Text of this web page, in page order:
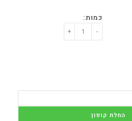
-
+
החלת קופון